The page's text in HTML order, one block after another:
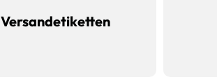
Versandetiketten